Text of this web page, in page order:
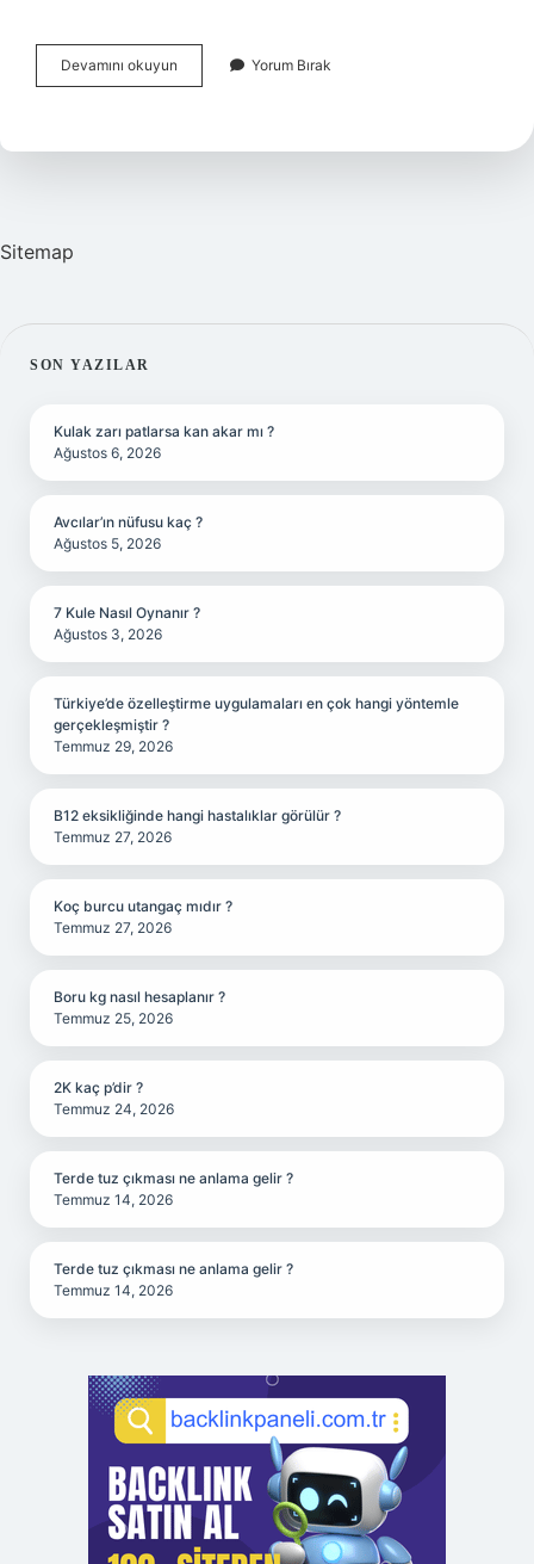
Devamını okuyun
Tasarım
Zaman
Yorum Bırak
Sitemap
SIDEBAR
SON YAZILAR
Kulak zarı patlarsa kan akar mı ?
Ağustos 6, 2026
Avcılar’ın nüfusu kaç ?
Ağustos 5, 2026
7 Kule Nasıl Oynanır ?
Ağustos 3, 2026
Türkiye’de özelleştirme uygulamaları en çok hangi yöntemle
gerçekleşmiştir ?
Temmuz 29, 2026
B12 eksikliğinde hangi hastalıklar görülür ?
Temmuz 27, 2026
Koç burcu utangaç mıdır ?
Temmuz 27, 2026
Boru kg nasıl hesaplanır ?
Temmuz 25, 2026
2K kaç p’dir ?
Temmuz 24, 2026
Terde tuz çıkması ne anlama gelir ?
Temmuz 14, 2026
Terde tuz çıkması ne anlama gelir ?
Temmuz 14, 2026